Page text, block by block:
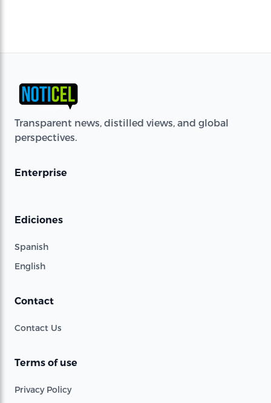
Transparent news, distilled views, and global
perspectives.
Enterprise
Ediciones
Spanish
English
Contact
Contact Us
Terms of use
Privacy Policy